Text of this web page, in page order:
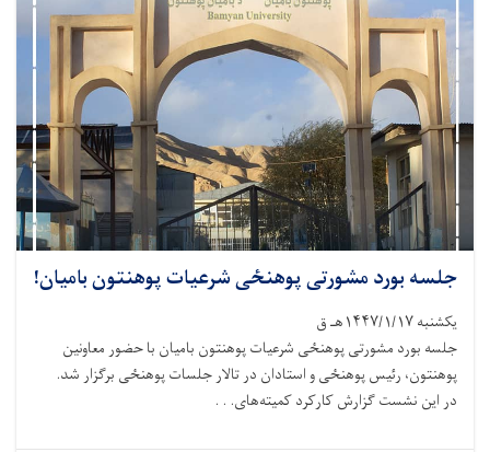
جلسه بورد مشورتی پوهنځی شرعیات پوهنتون بامیان!
یکشنبه ۱۴۴۷/۱/۱۷هـ ق
جلسه بورد مشورتی پوهنځی شرعیات پوهنتون بامیان با حضور معاونین
پوهنتون، رئیس پوهنځی و استادان در تالار جلسات پوهنځی برگزار شد.
در این نشست گزارش کارکرد کمیته‌های. . .